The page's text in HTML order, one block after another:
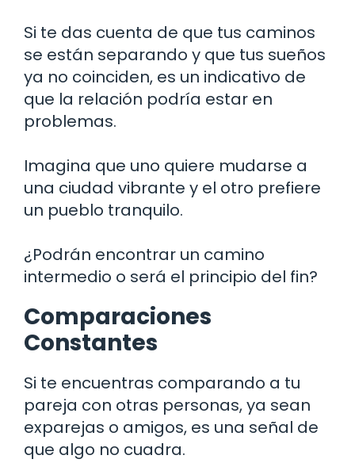
Si te das cuenta de que tus caminos
se están separando y que tus sueños
ya no coinciden, es un indicativo de
que la relación podría estar en
problemas.
Imagina que uno quiere mudarse a
una ciudad vibrante y el otro prefiere
un pueblo tranquilo.
¿Podrán encontrar un camino
intermedio o será el principio del fin?
Comparaciones
Constantes
Si te encuentras comparando a tu
pareja con otras personas, ya sean
exparejas o amigos, es una señal de
que algo no cuadra.